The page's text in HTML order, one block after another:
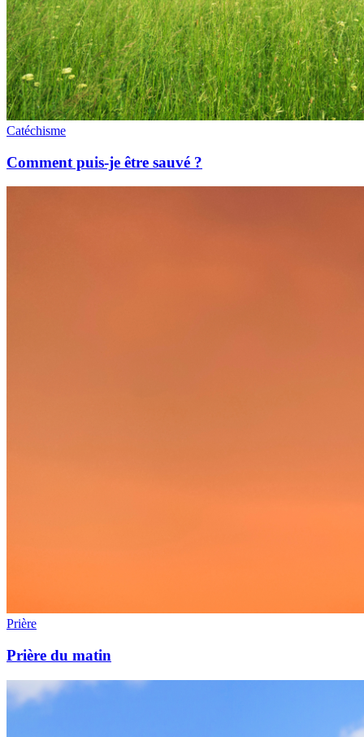
Catéchisme
Comment puis-je être sauvé ?
Prière
Prière du matin